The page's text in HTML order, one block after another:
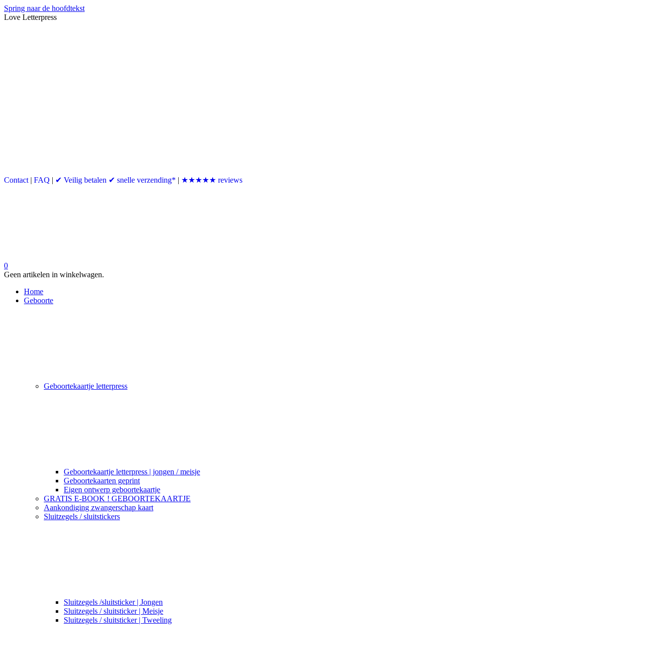
Spring naar de hoofdtekst
Love Letterpress
Contact | FAQ | ✔ Veilig betalen ✔ snelle verzending* | ★★★★★ reviews
0
Geen artikelen in winkelwagen.
Home
Geboorte
Geboortekaartje letterpress
Geboortekaartje letterpress | jongen / meisje
Geboortekaarten geprint
Eigen ontwerp geboortekaartje
GRATIS E-BOOK ! GEBOORTEKAARTJE
Aankondiging zwangerschap kaart
Sluitzegels / sluitstickers
Sluitzegels /sluitsticker | Jongen
Sluitzegels / sluitsticker | Meisje
Sluitzegels / sluitsticker | Tweeling